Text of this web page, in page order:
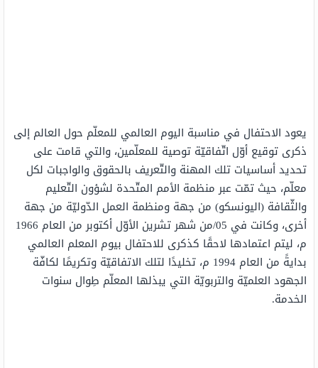
يعود الاحتفال في مناسبة اليوم العالمي للمعلّم حول العالم إلى
ذكرى توقيع أوّل اتّفاقيّة توصية للمعلّمين، والتي قامت على
تحديد أساسيات تلك المهنة والتّعريف بالحقوق والواجبات لكل
معلّم، حيث تمّت عبر منظمة الأمم المتّحدة لشؤون التّعليم
والثّقافة (اليونسكو) من جهة ومنظمة العمل الدّوليّة من جهة
أخرى، وكانت في 05/من شهر تشرين الأوّل أكتوبر من العام 1966
م، ليتم اعتمادها لاحقًا كذكرى للاحتفال بيوم المعلم العالمي
بدايةً من العام 1994 م، تخليدًا لتلك الاتفاقيّة وتكريمًا لكافّة
الجهود العلميّة والتربويّة التي يبذلها المعلّم طِوال سنوات
الخدمة.